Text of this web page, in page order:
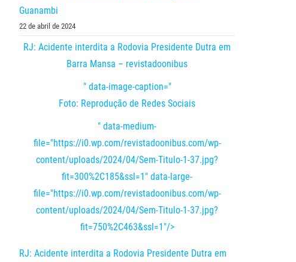
Guanambi
22 de abril de 2024
RJ: Acidente interdita a Rodovia Presidente Dutra em
Barra Mansa – revistadoonibus
" data-image-caption="
Foto: Reprodução de Redes Sociais
" data-medium-
file="https://i0.wp.com/revistadoonibus.com/wp-
content/uploads/2024/04/Sem-Titulo-1-37.jpg?
fit=300%2C185&ssl=1" data-large-
file="https://i0.wp.com/revistadoonibus.com/wp-
content/uploads/2024/04/Sem-Titulo-1-37.jpg?
fit=750%2C463&ssl=1"/>
RJ: Acidente interdita a Rodovia Presidente Dutra em